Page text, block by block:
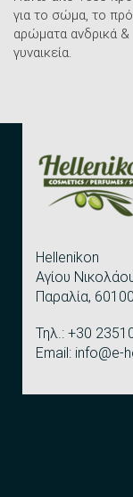
για το σώμα, το
αρώματα ανδρικά &
γυναικεία.
Hellenikon
Αγίου
Παραλία,
Τηλ.: +30
Email: info@e-